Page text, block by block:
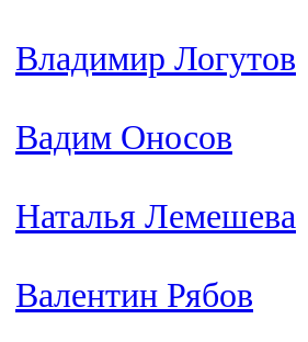
Владимир Логутов
Вадим Оносов
Наталья Лемешева
Валентин Рябов